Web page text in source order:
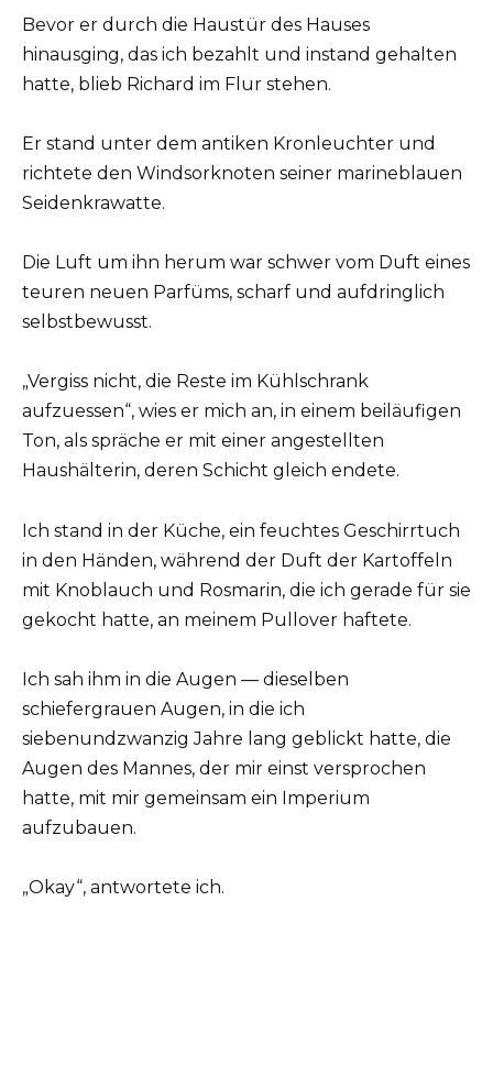
Bevor er durch die Haustür des Hauses
hinausging, das ich bezahlt und instand gehalten
hatte, blieb Richard im Flur stehen.
Er stand unter dem antiken Kronleuchter und
richtete den Windsorknoten seiner marineblauen
Seidenkrawatte.
Die Luft um ihn herum war schwer vom Duft eines
teuren neuen Parfüms, scharf und aufdringlich
selbstbewusst.
„Vergiss nicht, die Reste im Kühlschrank
aufzuessen“, wies er mich an, in einem beiläufigen
Ton, als spräche er mit einer angestellten
Haushälterin, deren Schicht gleich endete.
Ich stand in der Küche, ein feuchtes Geschirrtuch
in den Händen, während der Duft der Kartoffeln
mit Knoblauch und Rosmarin, die ich gerade für sie
gekocht hatte, an meinem Pullover haftete.
Ich sah ihm in die Augen — dieselben
schiefergrauen Augen, in die ich
siebenundzwanzig Jahre lang geblickt hatte, die
Augen des Mannes, der mir einst versprochen
hatte, mit mir gemeinsam ein Imperium
aufzubauen.
„Okay“, antwortete ich.